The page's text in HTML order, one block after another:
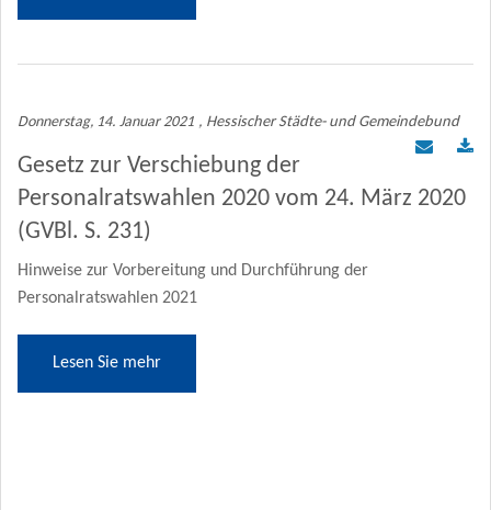
Donnerstag, 14. Januar 2021 , Hessischer Städte- und Gemeindebund
Gesetz zur Verschiebung der
Personalratswahlen 2020 vom 24. März 2020
(GVBl. S. 231)
Hinweise zur Vorbereitung und Durchführung der
Personalratswahlen 2021
Lesen Sie mehr